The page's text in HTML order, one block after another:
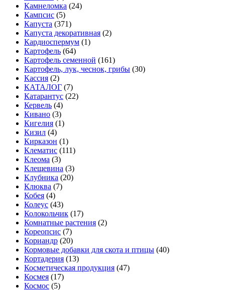
Камнеломка (24)
Кампсис (5)
Капуста (371)
Капуста декоративная (2)
Кардиоспермум (1)
Картофель (64)
Картофель семенной (161)
Картофель, лук, чеснок, грибы (30)
Кассия (2)
КАТАЛОГ (7)
Катарантус (22)
Кервель (4)
Кивано (3)
Кигелия (1)
Кизил (4)
Кирказон (1)
Клематис (111)
Клеома (3)
Клещевина (3)
Клубника (20)
Клюква (7)
Кобея (4)
Колеус (43)
Колокольчик (17)
Комнатные растения (2)
Кореопсис (7)
Кориандр (20)
Кормовые добавки для скота и птицы (40)
Кортадерия (13)
Косметическая продукция (47)
Космея (17)
Космос (5)